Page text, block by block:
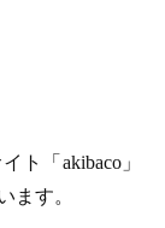
ト「akibaco」
ます。